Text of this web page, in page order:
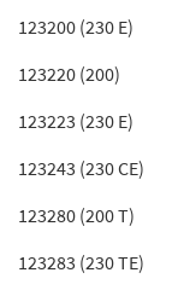
123200 (230 E)
123220 (200)
123223 (230 E)
123243 (230 CE)
123280 (200 T)
123283 (230 TE)